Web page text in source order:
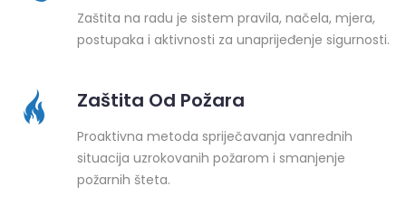
Zaštita na radu je sistem pravila, načela, mjera,
postupaka i aktivnosti za unaprijeđenje sigurnosti.
Zaštita Od Požara
Proaktivna metoda spriječavanja vanrednih
situacija uzrokovanih požarom i smanjenje
požarnih šteta.